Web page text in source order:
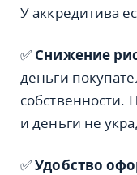
У аккредитива
✅ Снижение
деньги
собственности.
и деньги не
✅Удобство